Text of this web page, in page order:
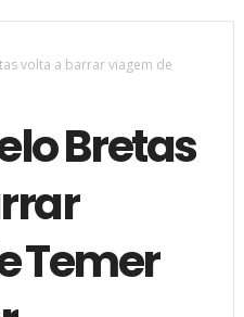
volta a barrar viagem de
Bretas
Temer